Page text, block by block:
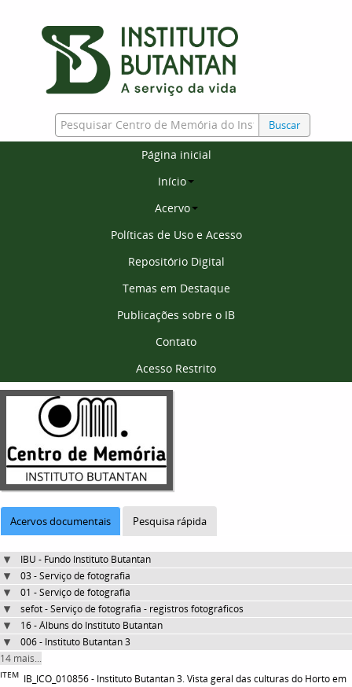
Buscar
Página inicial
Início
Acervo
Políticas de Uso e Acesso
Repositório Digital
Temas em Destaque
Publicações sobre o IB
Contato
Acesso Restrito
Acervos documentais Pesquisa rápida
IBU - Fundo Instituto Butantan
03 - Serviço de fotografia
01 - Serviço de fotografia
sefot - Serviço de fotografia - registros fotográficos
16 - Álbuns do Instituto Butantan
006 - Instituto Butantan 3
14 mais...
ITEM IB_ICO_010856 - Instituto Butantan 3. Vista geral das culturas do Horto em